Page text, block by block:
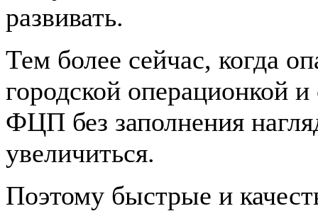
развивать.
Тем более сейчас, когда
городской операционкой
ФЦП без заполнения
увеличиться.
Поэтому быстрые и